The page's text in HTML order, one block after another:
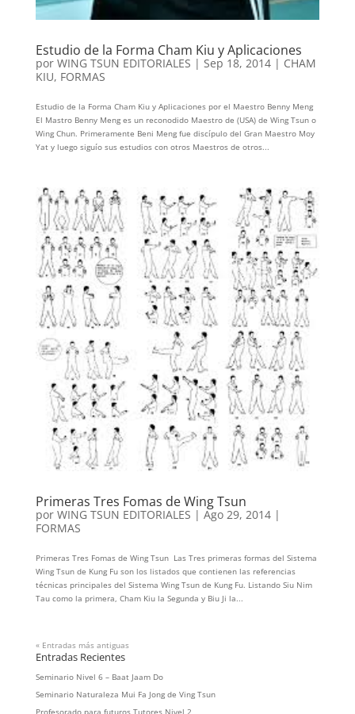
Estudio de la Forma Cham Kiu y Aplicaciones
por WING TSUN EDITORIALES | Sep 18, 2014| CHAM
KIU, FORMAS
Estudio de la Forma Cham Kiu y Aplicaciones por el Maestro Benny Meng
El Mastro Benny Meng es un reconodido Maestro de (USA) de Wing Tsun o
Wing Chun. Primeramente Beni Meng fue discípulo del Gran Maestro Moy
Yat y luego siguío sus estudios con otros Maestros de otros...
Primeras Tres Fomas de Wing Tsun
por WING TSUN EDITORIALES | Ago 29, 2014|
FORMAS
Primeras Tres Fomas de Wing Tsun Las Tres primeras formas del Sistema
Wing Tsun de Kung Fu son los listados que contienen las referencias
técnicas principales del Sistema Wing Tsun de Kung Fu. Listando Siu Nim
Tau como la primera, Cham Kiu la Segunda y Biu Ji la...
« Entradas más antiguas
Entradas Recientes
Seminario Nivel 6 – Baat Jaam Do
Seminario Naturaleza Mui Fa Jong de Ving Tsun
Profesorado para futuros Tutores Nivel 2